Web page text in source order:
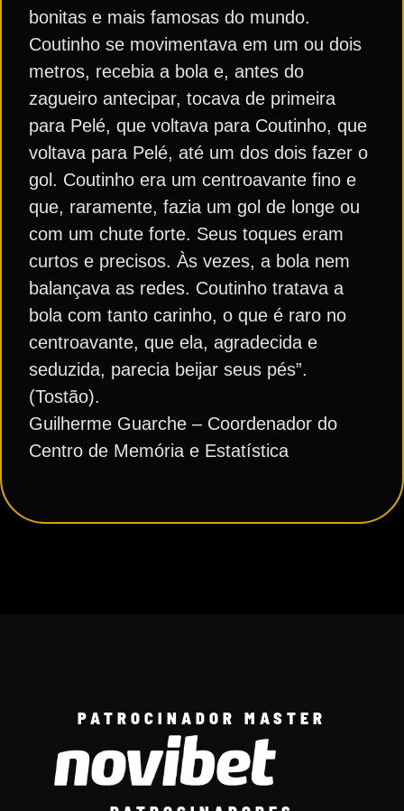
bonitas e mais famosas do mundo.
Coutinho se movimentava em um ou dois
metros, recebia a bola e, antes do
zagueiro antecipar, tocava de primeira
para Pelé, que voltava para Coutinho, que
voltava para Pelé, até um dos dois fazer o
gol. Coutinho era um centroavante fino e
que, raramente, fazia um gol de longe ou
com um chute forte. Seus toques eram
curtos e precisos. Às vezes, a bola nem
balançava as redes. Coutinho tratava a
bola com tanto carinho, o que é raro no
centroavante, que ela, agradecida e
seduzida, parecia beijar seus pés”.
(Tostão).
Guilherme Guarche – Coordenador do
Centro de Memória e Estatística
PATROCINADOR MASTER